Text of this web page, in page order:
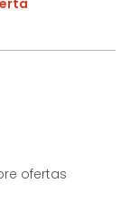
ofertas